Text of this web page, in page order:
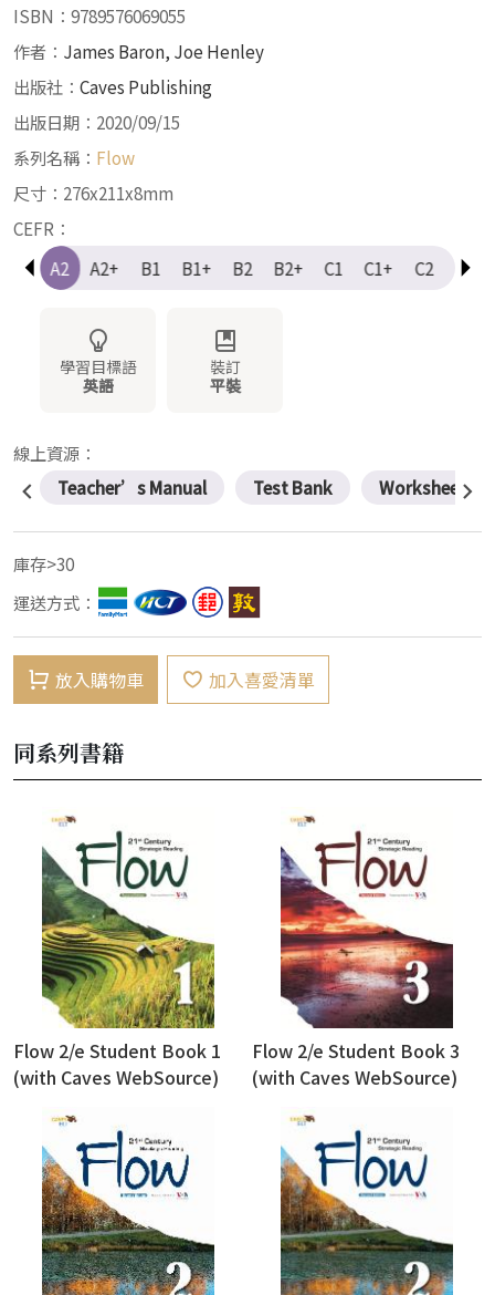
ISBN：9789576069055
作者： James Baron, Joe Henley
出版社： Caves Publishing
出版日期：2020/09/15
系列名稱： Flow
尺寸：276x211x8mm
CEFR：
A1+
A2 A2+ B1 B1+ B2 B2+ C1 C1+ C2
學習目標語
英語
裝訂
平裝
線上資源：
Teacher’s Manual
Test Bank Worksheets
庫存>30
運送方式：
放入購物車 加入喜愛清單
同系列書籍
Flow 2/e Student Book 1
(with Caves WebSource)
Flow 2/e Student Book 3
(with Caves WebSource)